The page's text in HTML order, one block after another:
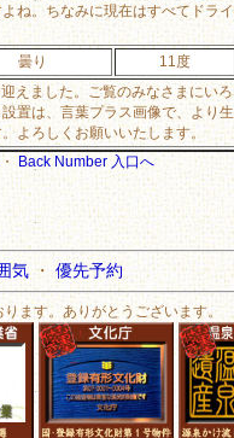
ね。ちなみに現在はすべてドラ
曇り 11度
えました。ご覧のみなさまにい
置は、言葉プラス画像で、より
よろしくお願いいたします。
・ Back Number 入口へ
気 ・ 優先予約
ます。ありがとうございます。